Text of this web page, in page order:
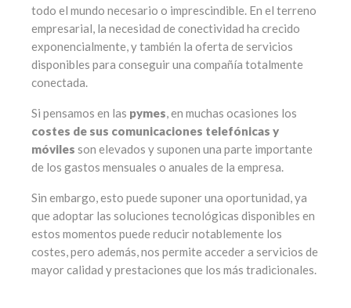
todo el mundo necesario o imprescindible. En el terreno
empresarial, la necesidad de conectividad ha crecido
exponencialmente, y también la oferta de servicios
disponibles para conseguir una compañía totalmente
conectada.
Si pensamos en las pymes, en muchas ocasiones los
costes de sus comunicaciones telefónicas y
móviles son elevados y suponen una parte importante
de los gastos mensuales o anuales de la empresa.
Sin embargo, esto puede suponer una oportunidad, ya
que adoptar las soluciones tecnológicas disponibles en
estos momentos puede reducir notablemente los
costes, pero además, nos permite acceder a servicios de
mayor calidad y prestaciones que los más tradicionales.